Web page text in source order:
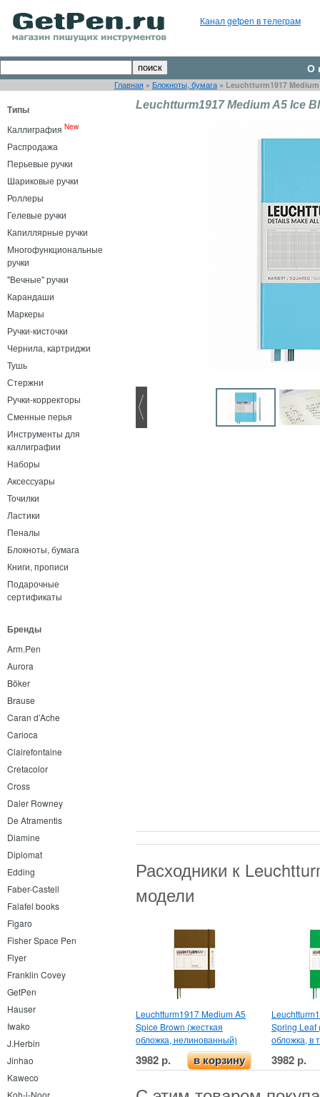
Канал getpen в телеграм
О
Главная » Блокноты, бумага » Leuchtturm1917
Типы
Каллиграфия New
Распродажа
Перьевые ручки
Шариковые ручки
Роллеры
Гелевые ручки
Капиллярные ручки
Многофункциональные
ручки
"Вечные" ручки
Карандаши
Маркеры
Ручки-кисточки
Чернила, картриджи
Тушь
Стержни
Ручки-корректоры
Сменные перья
Инструменты для
каллиграфии
Наборы
Аксессуары
Точилки
Ластики
Пеналы
Блокноты, бумага
Книги, прописи
Подарочные
сертификаты
Бренды
Arm.Pen
Aurora
Böker
Brause
Caran d’Ache
Carioca
Clairefontaine
Cretacolor
Cross
Daler Rowney
De Atramentis
Diamine
Diplomat
Edding
Faber-Castell
Falafel books
Figaro
Fisher Space Pen
Flyer
Franklin Covey
GetPen
Hauser
Iwako
J.Herbin
Jinhao
Kaweco
Koh-i-Noor
Leuchtturm1917 Medium A5 Ice
Расходники к
модели
Leuchtturm1917 Medium A5
Spice Brown (жесткая
обложка, нелинованный)
3982 р. в корзину
Spring Leaf
обложка, в
3982 р.